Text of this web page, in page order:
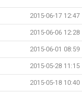
2015-06-17 12:47
2015-06-06 12:28
2015-06-01 08:59
2015-05-28 11:15
2015-05-18 10:40